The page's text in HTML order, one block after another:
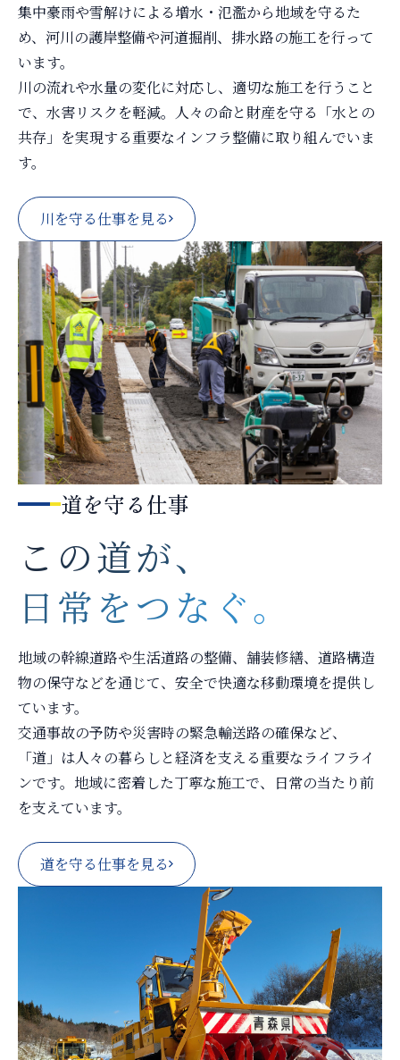
集中豪雨や雪解けによる増水・氾濫から地域を守るた
め、河川の護岸整備や河道掘削、排水路の施工を行って
います。
川の流れや水量の変化に対応し、適切な施工を行うこと
で、水害リスクを軽減。人々の命と財産を守る「水との
共存」を実現する重要なインフラ整備に取り組んでいま
す。
川を守る仕事を見る
道を守る仕事
この道が、
日常をつなぐ。
地域の幹線道路や生活道路の整備、舗装修繕、道路構造
物の保守などを通じて、安全で快適な移動環境を提供し
ています。
交通事故の予防や災害時の緊急輸送路の確保など、
「道」は人々の暮らしと経済を支える重要なライフライ
ンです。地域に密着した丁寧な施工で、日常の当たり前
を支えています。
道を守る仕事を見る